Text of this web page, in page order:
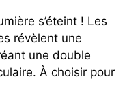
s’éteint ! Les
révèlent une
une double
À choisir pour